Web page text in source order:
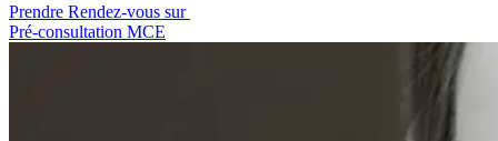
Prendre Rendez-vous sur
Pré-consultation MCE